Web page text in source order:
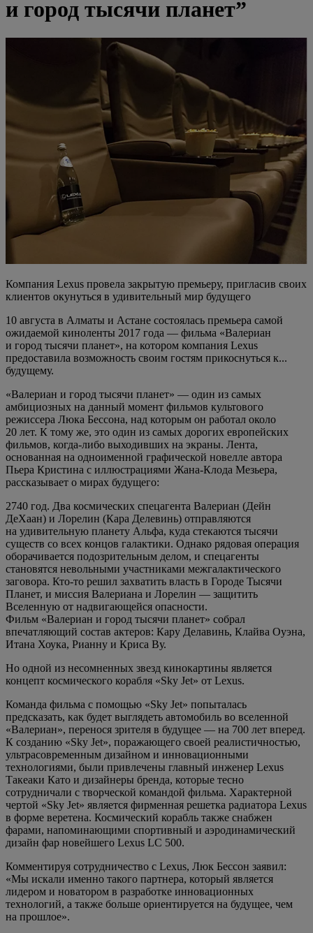
и город тысячи планет”
Компания Lexus провела закрытую премьеру, пригласив своих
клиентов окунуться в удивительный мир будущего
10 августа в Алматы и Астане состоялась премьера самой
ожидаемой киноленты 2017 года — фильма «Валериан
и город тысячи планет», на котором компания Lexus
предоставила возможность своим гостям прикоснуться к...
будущему.
«Валериан и город тысячи планет» — один из самых
амбициозных на данный момент фильмов культового
режиссера Люка Бессона, над которым он работал около
20 лет. К тому же, это один из самых дорогих европейских
фильмов, когда-либо выходивших на экраны. Лента,
основанная на одноименной графической новелле автора
Пьера Кристина с иллюстрациями Жана-Клода Мезьера,
рассказывает о мирах будущего:
2740 год. Два космических спецагента Валериан (Дейн
ДеХаан) и Лорелин (Кара Делевинь) отправляются
на удивительную планету Альфа, куда стекаются тысячи
существ со всех концов галактики. Однако рядовая операция
оборачивается подозрительным делом, и спецагенты
становятся невольными участниками межгалактического
заговора. Кто-то решил захватить власть в Городе Тысячи
Планет, и миссия Валериана и Лорелин — защитить
Вселенную от надвигающейся опасности.
Фильм «Валериан и город тысячи планет» собрал
впечатляющий состав актеров: Кару Делавинь, Клайва Оуэна,
Итана Хоука, Рианну и Криса Ву.
Но одной из несомненных звезд кинокартины является
концепт космического корабля «Sky Jet» от Lexus.
Команда фильма с помощью «Sky Jet» попыталась
предсказать, как будет выглядеть автомобиль во вселенной
«Валериан», перенося зрителя в будущее — на 700 лет вперед.
К созданию «Sky Jet», поражающего своей реалистичностью,
ультрасовременным дизайном и инновационными
технологиями, были привлечены главный инженер Lexus
Такеаки Като и дизайнеры бренда, которые тесно
сотрудничали с творческой командой фильма. Характерной
чертой «Sky Jet» является фирменная решетка радиатора Lexus
в форме веретена. Космический корабль также снабжен
фарами, напоминающими спортивный и аэродинамический
дизайн фар новейшего Lexus LC 500.
Комментируя сотрудничество c Lexus, Люк Бессон заявил:
«Мы искали именно такого партнера, который является
лидером и новатором в разработке инновационных
технологий, а также больше ориентируется на будущее, чем
на прошлое».